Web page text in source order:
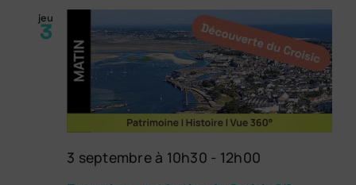
jeu
3
3 septembre à 10h30 - 12h00